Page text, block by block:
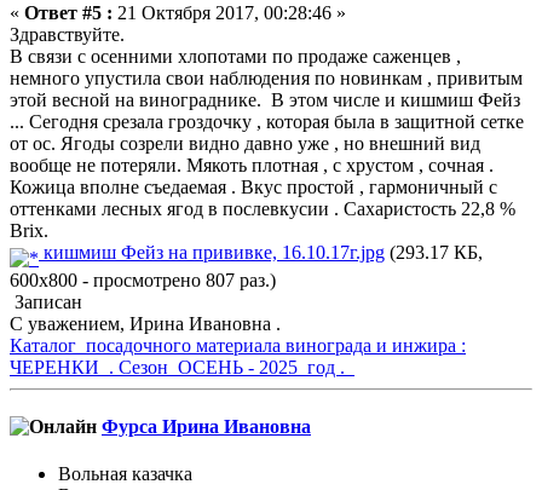
« Ответ #5 : 21 Октября 2017, 00:28:46 »
Здравствуйте.
В связи с осенними хлопотами по продаже саженцев ,
немного упустила свои наблюдения по новинкам , привитым
этой весной на винограднике. В этом числе и кишмиш Фейз
... Сегодня срезала гроздочку , которая была в защитной сетке
от ос. Ягоды созрели видно давно уже , но внешний вид
вообще не потеряли. Мякоть плотная , с хрустом , сочная .
Кожица вполне съедаемая . Вкус простой , гармоничный с
оттенками лесных ягод в послевкусии . Сахаристость 22,8 %
Brix.
кишмиш Фейз на прививке, 16.10.17г.jpg (293.17 КБ,
600x800 - просмотрено 807 раз.)
Записан
С уважением, Ирина Ивановна .
Каталог посадочного материала винограда и инжира :
ЧЕРЕНКИ . Сезон ОСЕНЬ - 2025 год .
Фурса Ирина Ивановна
Вольная казачка